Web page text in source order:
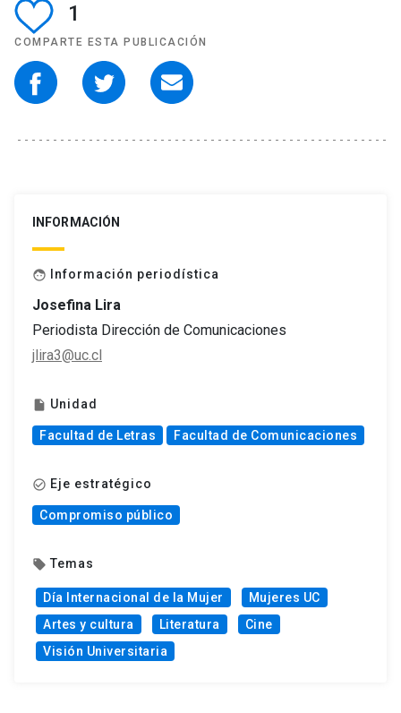
1
COMPARTE ESTA PUBLICACIÓN
INFORMACIÓN
face Información periodística
Josefina Lira
Periodista Dirección de Comunicaciones
jlira3@uc.cl
insert_drive_file Unidad
Facultad de Letras Facultad de Comunicaciones
check_circle_outline Eje estratégico
Compromiso público
local_offer Temas
Día Internacional de la Mujer
Mujeres UC
Artes y cultura
Literatura
Cine
Visión Universitaria